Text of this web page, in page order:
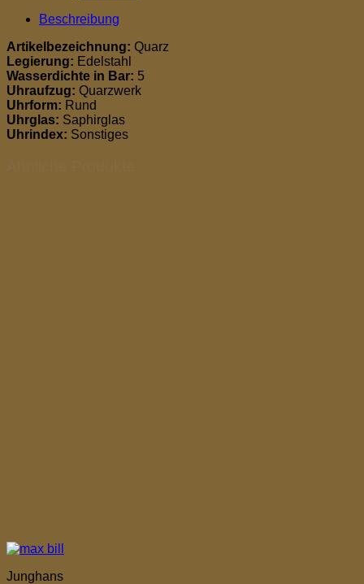
Beschreibung
Artikelbezeichnung: Quarz
Legierung: Edelstahl
Wasserdichte in Bar: 5
Uhraufzug: Quarzwerk
Uhrform: Rund
Uhrglas: Saphirglas
Uhrindex: Sonstiges
Junghans